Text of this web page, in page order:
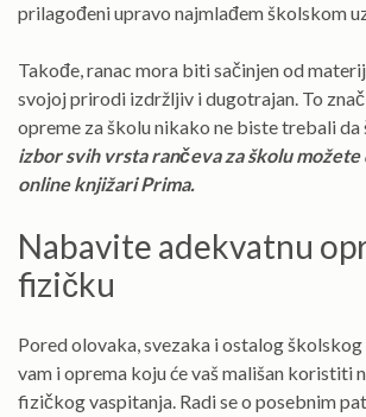
prilagođeni upravo najmlađem školskom
Takođe, ranac mora biti sačinjen od
svojoj prirodi izdržljiv i dugotrajan. To
opreme za školu nikako ne biste trebali da
izbor svih vrsta rančeva za školu
online knjižari Prima.
Nabavite adekvatnu
fizičku
Pored olovaka, svezaka i ostalog
vam i oprema koju će vaš mališan koristiti
fizičkog vaspitanja. Radi se o posebnim